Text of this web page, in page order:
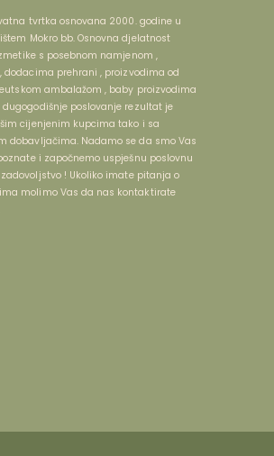
tvrtka osnovana 2000. godine u
Mokro bb. Osnovna djelatnost
s posebnom namjenom ,
prehrani , proizvodima od
ambalažom , baby proizvodima
poslovanje rezultat je
cijenjenim kupcima tako i sa
dobavljačima. Nadamo se da smo Vas
i započnemo uspješnu poslovnu
! Ukoliko imate pitanja o
molimo Vas da nas kontaktirate